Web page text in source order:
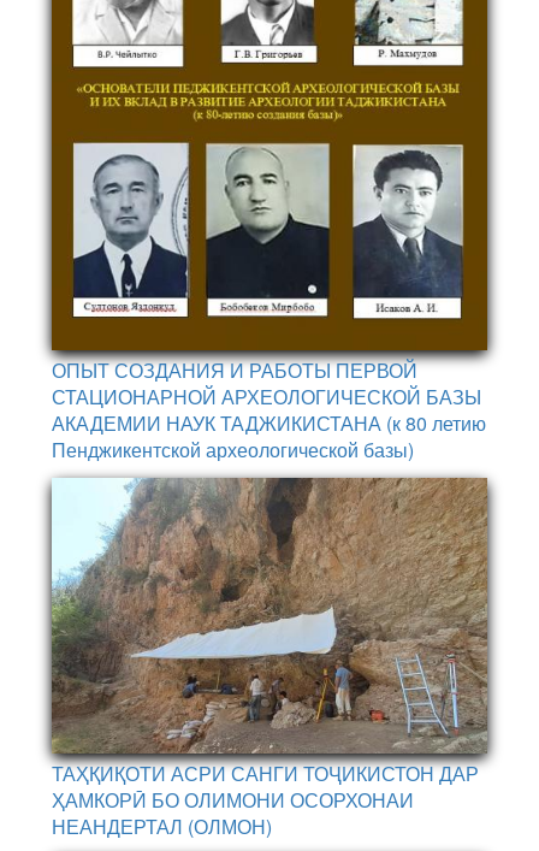
ОПЫТ СОЗДАНИЯ И РАБОТЫ ПЕРВОЙ
СТАЦИОНАРНОЙ АРХЕОЛОГИЧЕСКОЙ БАЗЫ
АКАДЕМИИ НАУК ТАДЖИКИСТАНА (к 80 летию
Пенджикентской археологической базы)
ТАҲҚИҚОТИ АСРИ САНГИ ТОҶИКИСТОН ДАР
ҲАМКОРӢ БО ОЛИМОНИ ОСОРХОНАИ
НЕАНДЕРТАЛ (ОЛМОН)